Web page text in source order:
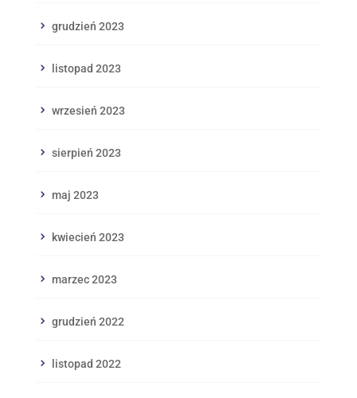
grudzień 2023
listopad 2023
wrzesień 2023
sierpień 2023
maj 2023
kwiecień 2023
marzec 2023
grudzień 2022
listopad 2022